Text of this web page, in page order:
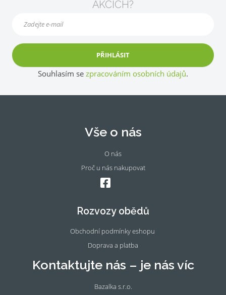
AKCÍCH?
PŘIHLÁSIT
Souhlasím se zpracováním osobních údajů.
Vše o nás
O nás
Proč u nás nakupovat
Fac
k
m
Rozvozy obědů
Obchodní podmínky eshopu
Doprava a platba
Kontaktujte nás – je nás víc
Bazalka s.r.o.